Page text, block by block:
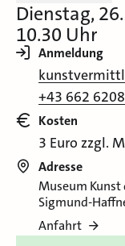
Dienstag,
10.30 Uhr
Anmeldung
+43 662
Kosten
3 Euro zzgl.
Adresse
Museum
Sigmund-
Anfahrt